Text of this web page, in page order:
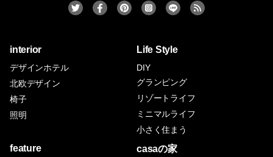
interior
デザインホテル
北欧デザイン
椅子
照明
Life Style
DIY
グランピング
リゾートライフ
ミニマルライフ
小さく住まう
feature casaの家